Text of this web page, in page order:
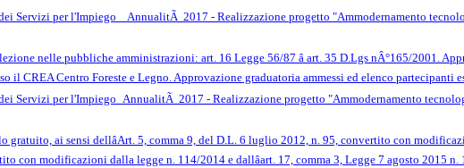
Servizi per l'Impiego _ AnnualitÃ 2017 - Realizzazione progetto "Ammodernamento
nelle pubbliche amministrazioni: art. 16 Legge 56/87 â art. 35 D.Lgs nÂ°165/2001.
il CREA Centro Foreste e Legno. Approvazione graduatoria ammessi ed elenco partecipanti
Servizi per l'Impiego_AnnualitÃ 2017 - Realizzazione progetto "Ammodernamento
gratuito, ai sensi dellâArt. 5, comma 9, del D.L. 6 luglio 2012, n. 95, convertito con
con modificazioni dalla legge n. 114/2014 e dallâart. 17, comma 3, Legge 7 agosto 2015 n.